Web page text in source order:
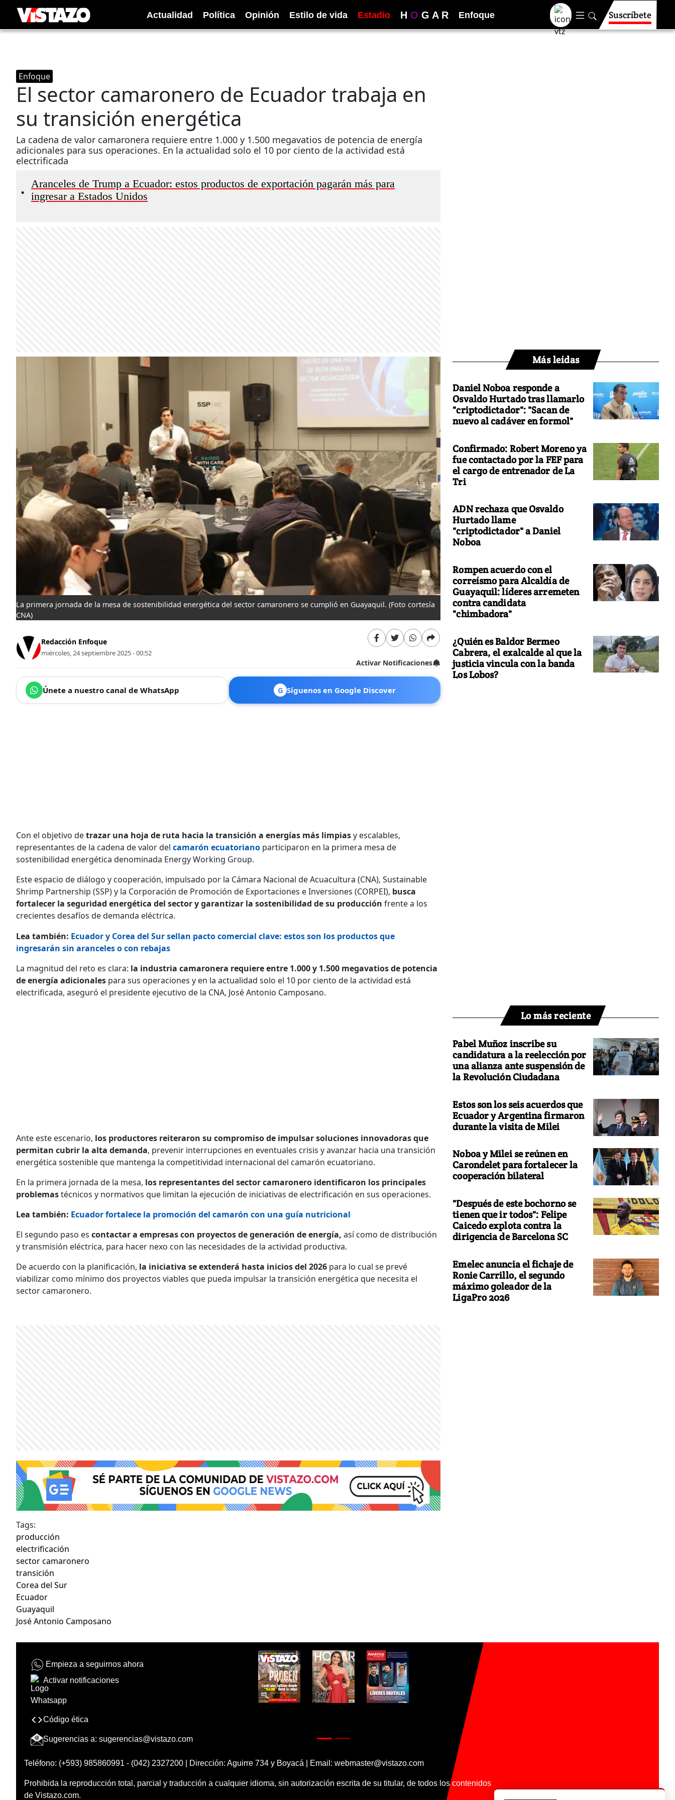
Actualidad Política Opinión Estilo de vida Estadio H O G A R Enfoque Suscríbete
Enfoque
El sector camaronero de Ecuador trabaja en
su transición energética
La cadena de valor camaronera requiere entre 1.000 y 1.500 megavatios de potencia de energía
adicionales para sus operaciones. En la actualidad solo el 10 por ciento de la actividad está
electrificada
•
Aranceles de Trump a Ecuador: estos productos de exportación pagarán más para
ingresar a Estados Unidos
La primera jornada de la mesa de sostenibilidad energética del sector camaronero se cumplió en Guayaquil. (Foto cortesía
CNA)
Redacción Enfoque
miércoles, 24 septiembre 2025 - 00:52
Activar Notificaciones
Únete a nuestro canal de WhatsApp G Síguenos en Google Discover
Con el objetivo detrazar una hoja de ruta hacia la transición a energías más limpiasy escalables,
representantes de la cadena de valor del camarón ecuatoriano participaron en la primera mesa de
sostenibilidad energética denominada Energy Working Group.
Este espacio de diálogo y cooperación, impulsado por la Cámara Nacional de Acuacultura (CNA), Sustainable
Shrimp Partnership (SSP) y la Corporación de Promoción de Exportaciones e Inversiones (CORPEI), busca
fortalecer la seguridad energética del sector y garantizar la sostenibilidad de su producción frente a los
crecientes desafíos de demanda eléctrica.
Lea también: Ecuador y Corea del Sur sellan pacto comercial clave: estos son los productos que
ingresarán sin aranceles o con rebajas
La magnitud del reto es clara: la industria camaronera requiere entre 1.000 y 1.500 megavatios de potencia
de energía adicionales para sus operaciones y en la actualidad solo el 10 por ciento de la actividad está
electrificada, aseguró el presidente ejecutivo de la CNA, José Antonio Camposano.
Ante este escenario, los productores reiteraron su compromiso de impulsar soluciones innovadoras que
permitan cubrir la alta demanda, prevenir interrupciones en eventuales crisis y avanzar hacia una transición
energética sostenible que mantenga la competitividad internacional del camarón ecuatoriano.
En la primera jornada de la mesa, los representantes del sector camaronero identificaron los principales
problemastécnicos y normativos que limitan la ejecución de iniciativas de electrificación en sus operaciones.
Lea también: Ecuador fortalece la promoción del camarón con una guía nutricional
El segundo paso es contactar a empresas con proyectos de generación de energía, así como de distribución
y transmisión eléctrica, para hacer nexo con las necesidades de la actividad productiva.
De acuerdo con la planificación, la iniciativa se extenderá hasta inicios del 2026 para lo cual se prevé
viabilizar como mínimo dos proyectos viables que pueda impulsar la transición energética que necesita el
sector camaronero.
Tags:
producción
electrificación
sector camaronero
transición
Corea del Sur
Ecuador
Guayaquil
José Antonio Camposano
Más leídas
Daniel Noboa responde a
Osvaldo Hurtado tras llamarlo
"criptodictador": "Sacan de
nuevo al cadáver en formol"
Confirmado: Robert Moreno ya
fue contactado por la FEF para
el cargo de entrenador de La
Tri
ADN rechaza que Osvaldo
Hurtado llame
"criptodictador" a Daniel
Noboa
Rompen acuerdo con el
correísmo para Alcaldía de
Guayaquil: líderes arremeten
contra candidata
"chimbadora"
¿Quién es Baldor Bermeo
Cabrera, el exalcalde al que la
justicia vincula con la banda
Los Lobos?
Lo más reciente
Pabel Muñoz inscribe su
candidatura a la reelección por
una alianza ante suspensión de
la Revolución Ciudadana
Estos son los seis acuerdos que
Ecuador y Argentina firmaron
durante la visita de Milei
Noboa y Milei se reúnen en
Carondelet para fortalecer la
cooperación bilateral
"Después de este bochorno se
tienen que ir todos": Felipe
Caicedo explota contra la
dirigencia de Barcelona SC
Emelec anuncia el fichaje de
Ronie Carrillo, el segundo
máximo goleador de la
LigaPro 2026
Empieza a seguirnos ahora
Activar notificaciones
Código ética
Sugerencias a: sugerencias@vistazo.com
Teléfono: (+593) 985860991 - (042) 2327200 | Dirección: Aguirre 734 y Boyacá | Email: webmaster@vistazo.com
Prohibida la reproducción total, parcial y traducción a cualquier idioma, sin autorización escrita de su titular, de todos los contenidos
de Vistazo.com.